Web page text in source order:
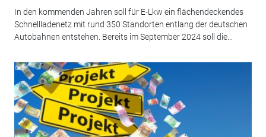
In den kommenden Jahren soll für E-Lkw ein flächendeckendes
Schnellladenetz mit rund 350 Standorten entlang der deutschen
Autobahnen entstehen. Bereits im September 2024 soll die...